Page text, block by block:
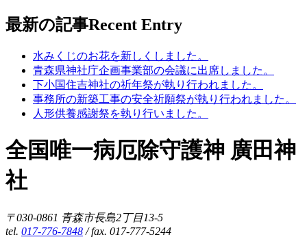
最新の記事Recent Entry
水みくじのお花を新しくしました。
青森県神社庁企画事業部の会議に出席しました。
下小国住吉神社の祈年祭が執り行われました。
事務所の新築工事の安全祈願祭が執り行われました。
人形供養感謝祭を執り行いました。
全国唯一病厄除守護神 廣田神
社
〒030-0861 青森市長島2丁目13-5
tel. 017-776-7848 / fax. 017-777-5244